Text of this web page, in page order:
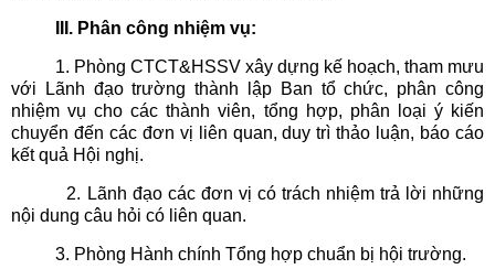
III. Phân công nhiệm vụ:
1. Phòng CTCT&HSSV xây dựng kế hoạch, tham mưu
với Lãnh đạo trường thành lập Ban tổ chức, phân công
nhiệm vụ cho các thành viên, tổng hợp, phân loại ý kiến
chuyển đến các đơn vị liên quan, duy trì thảo luận, báo cáo
kết quả Hội nghị.
2. Lãnh đạo các đơn vị có trách nhiệm trả lời những
nội dung câu hỏi có liên quan.
3. Phòng Hành chính Tổng hợp chuẩn bị hội trường.